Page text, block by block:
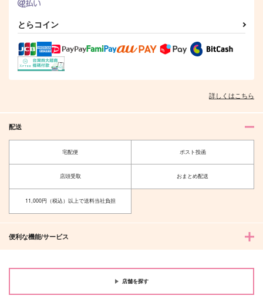
とらコイン
詳しくはこちら
配送
宅配便 ポスト投函
店頭受取 おまとめ配送
11,000円（税込）以上で送料当社負担
便利な機能/サービス
店舗を探す